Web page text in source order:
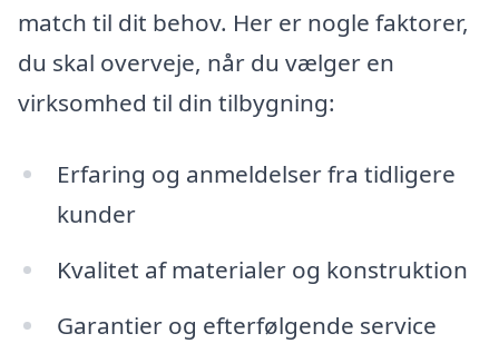
match til dit behov. Her er nogle faktorer,
du skal overveje, når du vælger en
virksomhed til din tilbygning:
Erfaring og anmeldelser fra tidligere
kunder
Kvalitet af materialer og konstruktion
Garantier og efterfølgende service